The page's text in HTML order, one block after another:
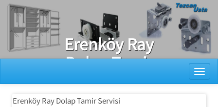
Ray Dolap Tamiri
Erenköy Ray
Dolap Tamir
Servisi
Erenköy Ray Dolap Tamir Servisi